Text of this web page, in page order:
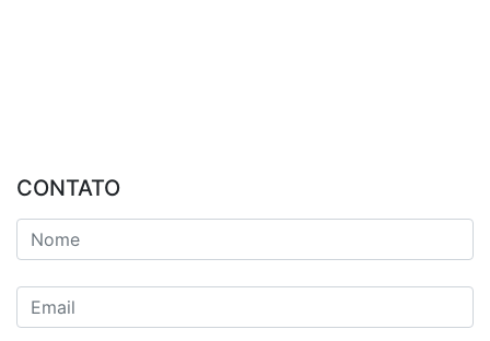
CONTATO